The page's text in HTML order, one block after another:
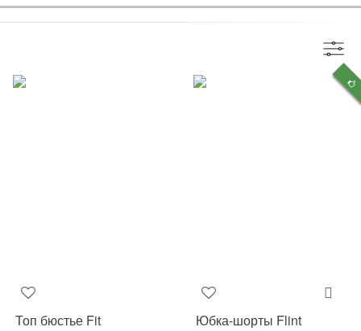
Топ бюстье Fit
Юбка-шорты Flint